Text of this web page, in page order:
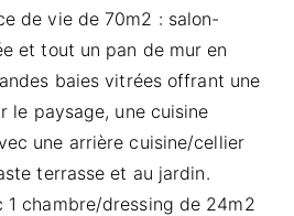
de vie de 70m2 : salon-
et tout un pan de mur en
baies vitrées offrant une
le paysage, une cuisine
une arrière cuisine/cellier
terrasse et au jardin.
1 chambre/dressing de 24m2